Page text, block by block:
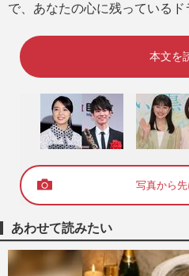
で、あなたの心に残っているド
本文を
写真から
あわせて読みたい